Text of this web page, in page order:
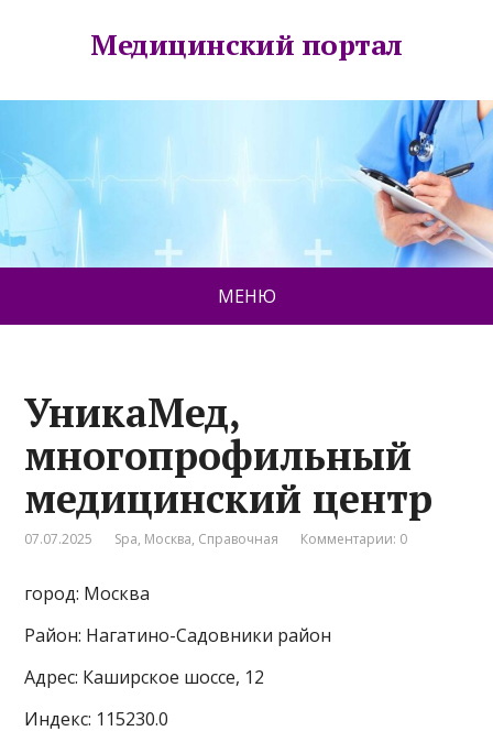
Медицинский портал
МЕНЮ
УникаМед,
многопрофильный
медицинский центр
07.07.2025 Spa, Москва, Справочная Комментарии: 0
город: Москва
Район: Нагатино-Садовники район
Адрес: Каширское шоссе, 12
Индекс: 115230.0